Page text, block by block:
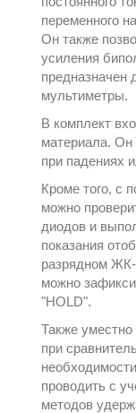
переменного
Он также
усиления
предназначен
мультиметры.
В комплект
материала. Он
при падениях
Кроме того, с
можно
диодов и
показания
разрядном ЖК-
можно
"HOLD".
Также уместно
при
проводить с
методов